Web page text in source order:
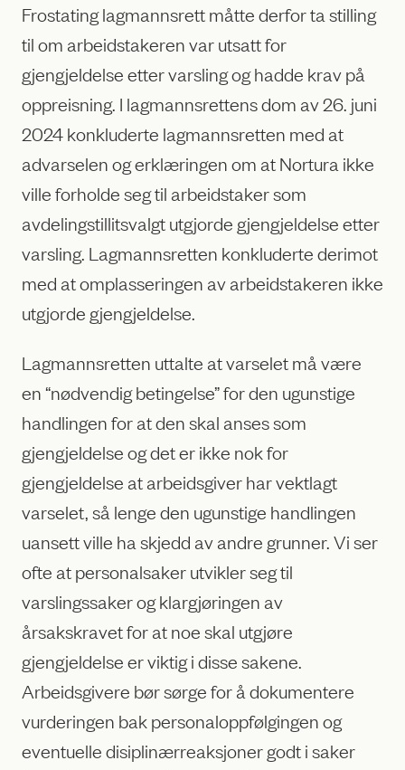
Frostating lagmannsrett måtte derfor ta stilling
til om arbeidstakeren var utsatt for
gjengjeldelse etter varsling og hadde krav på
oppreisning. I lagmannsrettens dom av 26. juni
2024 konkluderte lagmannsretten med at
advarselen og erklæringen om at Nortura ikke
ville forholde seg til arbeidstaker som
avdelingstillitsvalgt utgjorde gjengjeldelse etter
varsling. Lagmannsretten konkluderte derimot
med at omplasseringen av arbeidstakeren ikke
utgjorde gjengjeldelse.
Lagmannsretten uttalte at varselet må være
en “nødvendig betingelse” for den ugunstige
handlingen for at den skal anses som
gjengjeldelse og det er ikke nok for
gjengjeldelse at arbeidsgiver har vektlagt
varselet, så lenge den ugunstige handlingen
uansett ville ha skjedd av andre grunner. Vi ser
ofte at personalsaker utvikler seg til
varslingssaker og klargjøringen av
årsakskravet for at noe skal utgjøre
gjengjeldelse er viktig i disse sakene.
Arbeidsgivere bør sørge for å dokumentere
vurderingen bak personaloppfølgingen og
eventuelle disiplinærreaksjoner godt i saker